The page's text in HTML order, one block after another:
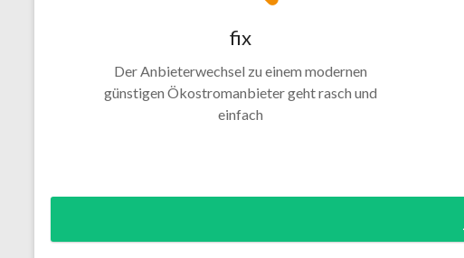
fix
Der Anbieterwechsel zu einem modernen
günstigen Ökostromanbieter geht rasch und
einfach